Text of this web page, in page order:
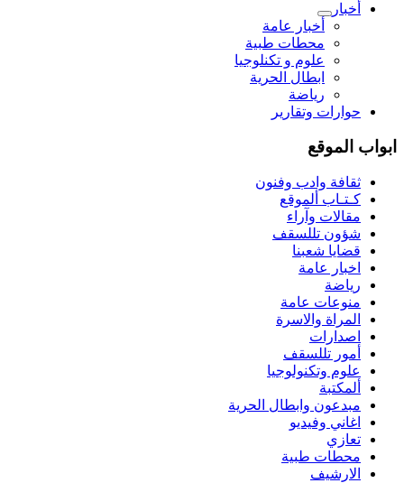
أخبار
أخبار عامة
محطات طبية
علوم و تکنلوجیا
ابطال الحرية
رياضة
حوارات وتقارير
ابواب الموقع
ثقافة وادب وفنون
كـتـاب ألموقع
مقالات وآراء
شؤون تللسقف
قضايا شعبنا
اخبار عامة
رياضة
منوعات عامة
المراة والاسرة
اصدارات
أمور تللسقف
علوم وتكنولوجيا
ألمكتبة
مبدعون وابطال الحرية
اغاني وفيديو
تعازي
محطات طبية
الارشيف